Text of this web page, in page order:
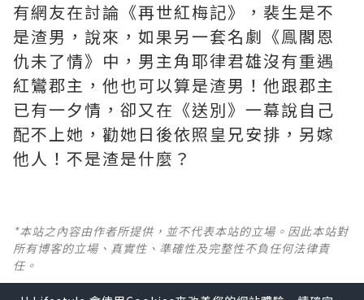
有網友在討論《再世紅梅記》，裴生是不
是渣男，說來，如果另一套名劇《鳯閣恩
仇未了情》中，男主角耶律君雄沒有重遇
紅鸞郡主，他也可以算是渣男！他跟郡主
已有一夕情，卻又在《送別》一幕說自己
配不上她，勸她日後依照皇兄安排，另嫁
他人！不是渣是什麼？ ​​​
*本站之內容由作者所提供，並不代表本站的立場。因此本站對
所有博客的立場、真實性、準確性及完整性不負任何法律責
任。